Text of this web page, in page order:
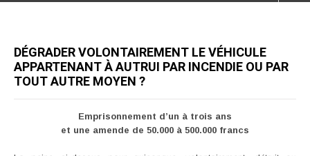
DÉGRADER VOLONTAIREMENT LE VÉHICULE
APPARTENANT À AUTRUI PAR INCENDIE OU PAR
TOUT AUTRE MOYEN ?
Emprisonnement d’un à trois ans
et une amende de 50.000 à 500.000 francs